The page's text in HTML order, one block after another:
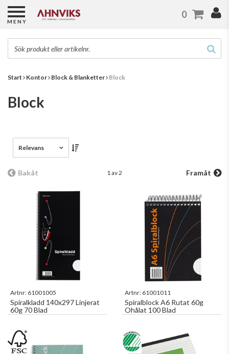
Start Kontor Block & Blanketter Block
Block
Relevans
Bakåt 1 av 2 Framåt
Artnr: 61001005
Spiralkladd 140x297 Linjerat
60g 70 Blad
Artnr: 61001011
Spiralblock A6 Rutat 60g
Ohålat 100 Blad
MENY
0